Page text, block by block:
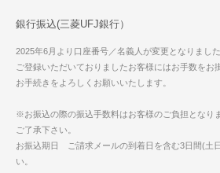
銀行振込(三菱UFJ銀行）
2025年6月より口座番号／名義人が変更となりました
ご登録いただいておりましたお客様にはお手数をお
お手続きをよろしくお願いいたします。
※お振込の際の振込手数料はお客様のご負担となり
ご了承下さい。
お振込期日 ご請求メールの到着日を含む3日間(土
い。